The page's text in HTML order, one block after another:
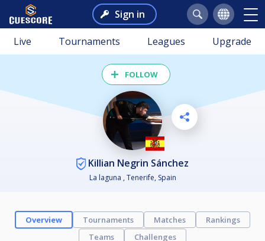
Sign in
Live Tournaments Leagues Upgrade
FOLLOW
Killian Negrin Sánchez
La laguna , Tenerife, Spain
Overview Tournaments Matches
Rankings
Teams
Challenges